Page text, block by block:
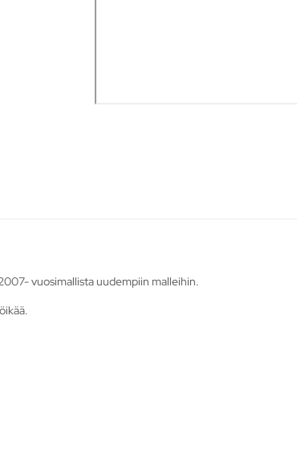
vuosimallista uudempiin malleihin.